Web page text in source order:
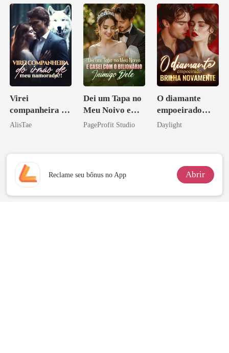
Virei
companheira do
irmão de meu
AlisTae
Dei um Tapa no
Meu Noivo e
Casei com o
PageProfit Studio
O diamante
empoeirado
brilha
Daylight
Reclame seu bônus no App Abrir